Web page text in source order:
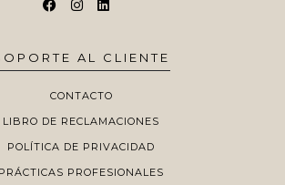
AL CLIENTE
CONTACTO
LIBRO DE RECLAMACIONES
POLÍTICA DE PRIVACIDAD
PRÁCTICAS PROFESIONALES